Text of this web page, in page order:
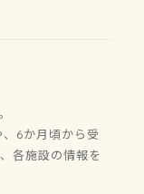
6か月頃から受
各施設の情報を